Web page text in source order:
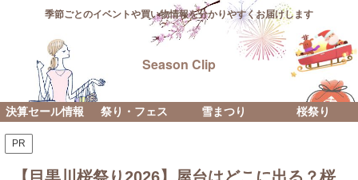
季節ごとのイベントや買い物情報を分かりやすくお届けします
Season Clip
決算セール情報 祭り・フェス 雪まつり 桜祭り
PR